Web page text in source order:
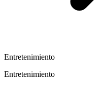
Entretenimiento
Entretenimiento